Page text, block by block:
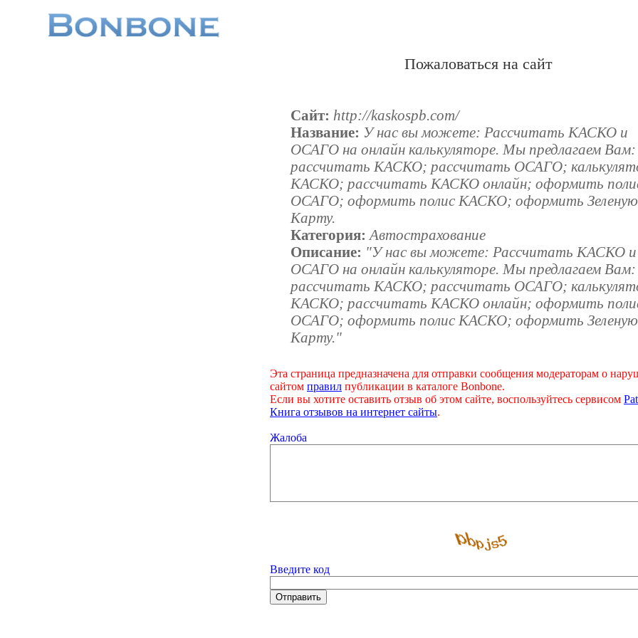
Пожаловаться на сайт
Сайт: http://kaskospb.com/
Название: У нас вы можете: Рассчитать КАСКО и
ОСАГО на онлайн калькуляторе. Мы предлагаем Вам:
рассчитать КАСКО; рассчитать ОСАГО;
КАСКО; рассчитать КАСКО онлайн; оформить
ОСАГО; оформить полис КАСКО; оформить Зеленую
Карту.
Категория: Автострахование
Описание: "У нас вы можете: Рассчитать КАСКО и
ОСАГО на онлайн калькуляторе. Мы предлагаем Вам:
рассчитать КАСКО; рассчитать ОСАГО;
КАСКО; рассчитать КАСКО онлайн; оформить
ОСАГО; оформить полис КАСКО; оформить Зеленую
Карту."
Эта страница предназначена для отправки сообщения модераторам о
сайтом правил публикации в каталоге Bonbone.
Если вы хотите оставить отзыв об этом сайте, воспользуйтесь сервисом
Книга отзывов на интернет сайты.
Жалоба
Введите код